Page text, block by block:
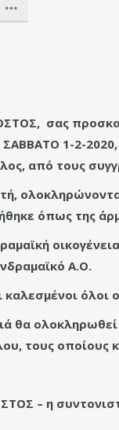
σας
1-2-
από τους
όπως της
Α.Ο.
όλοι
θα
τους οποίους
– η